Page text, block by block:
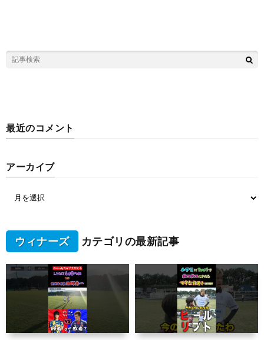
最近のコメント
アーカイブ
ウィナーズ カテゴリの最新記事